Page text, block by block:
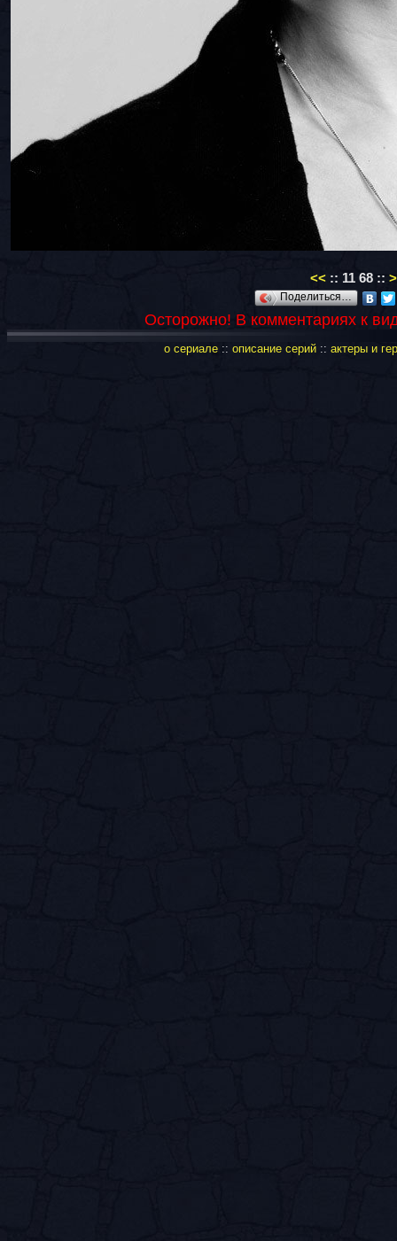
<< :: 11 68 ::
Поделиться…
Осторожно! В комментариях к
о сериале:: описание серий:: актеры и